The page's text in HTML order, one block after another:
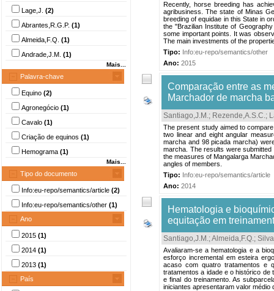
Lage,J. (2)
Abrantes,R.G.P. (1)
Almeida,F.Q. (1)
Andrade,J.M. (1)
Mais...
Palavra-chave
Equino (2)
Agronegócio (1)
Cavalo (1)
Criação de equinos (1)
Hemograma (1)
Mais...
Tipo do documento
Info:eu-repo/semantics/article (2)
Info:eu-repo/semantics/other (1)
Ano
2015 (1)
2014 (1)
2013 (1)
País
Recently, horse breeding has
agribusiness. The state of Minas
breeding of equidae in this State in
the "Brazilian Institute of
some important points. It was
The main investments of the
Tipo: Info:eu-repo/semantics/other
Ano: 2015
Comparação entre as
Marchador de marcha
Santiago,J.M.; Rezende,A.S.C.;
The present study aimed to
two linear and eight angular
marcha and 98 picada marcha)
marcha. The results were
the measures of Mangalarga
angles of members.
Tipo: Info:eu-repo/semantics/article
Ano: 2014
Hematologia e
equitação em
Santiago,J.M.;Almeida,F.Q.;
Avaliaram-se a hematologia e a
esforço incremental em esteira
acaso com quatro tratamentos e
tratamentos a idade e o histórico de
e final do treinamento. As
iniciantes apresentaram valor médio